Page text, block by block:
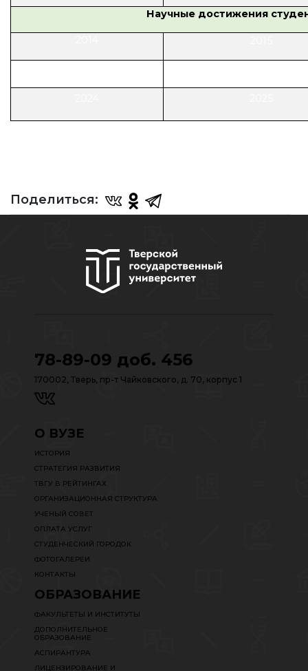
Научные достижения
Поделиться:
78-89-09 доб. 456
170002, Тверь, пр-т Чайковского, д. 70, корпус 1
О ВУЗЕ
ИСТОРИЯ
СТРАТЕГИЯ РАЗВИТИЯ
ТВГУ В РЕЙТИНГАХ
ОРГАНИЗАЦИОННАЯ СТРУКТУРА
УЧЕНЫЙ СОВЕТ
ОПЛАТА УСЛУГ
СТУДЕНЧЕСКИЙ ГОРОДОК
ФОТОГАЛЕРЕИ
КОНТАКТЫ
ОБРАЗОВАНИЕ
ФАКУЛЬТЕТЫ И ИНСТИТУТЫ
ДОПОЛНИТЕЛЬНОЕ
ОБРАЗОВАНИЕ
АСПИРАНТУРА
ЛИЦЕНЗИРОВАНИЕ И